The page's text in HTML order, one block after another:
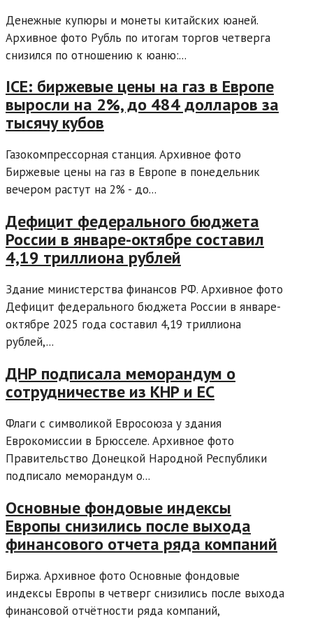
Денежные купюры и монеты китайских юаней.
Архивное фото Рубль по итогам торгов четверга
снизился по отношению к юаню:...
ICE: биржевые цены на газ в Европе
выросли на 2%, до 484 долларов за
тысячу кубов
Газокомпрессорная станция. Архивное фото
Биржевые цены на газ в Европе в понедельник
вечером растут на 2% - до...
Дефицит федерального бюджета
России в январе-октябре составил
4,19 триллиона рублей
Здание министерства финансов РФ. Архивное фото
Дефицит федерального бюджета России в январе-
октябре 2025 года составил 4,19 триллиона
рублей,...
ДНР подписала меморандум о
сотрудничестве из КНР и ЕС
Флаги с символикой Евросоюза у здания
Еврокомиссии в Брюсселе. Архивное фото
Правительство Донецкой Народной Республики
подписало меморандум о...
Основные фондовые индексы
Европы снизились после выхода
финансового отчета ряда компаний
Биржа. Архивное фото Основные фондовые
индексы Европы в четверг снизились после выхода
финансовой отчётности ряда компаний,